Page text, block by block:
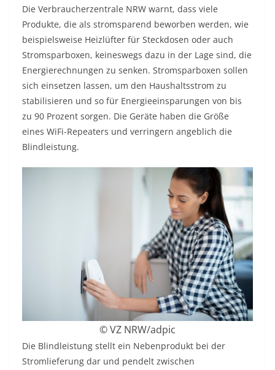
Die Verbraucherzentrale NRW warnt, dass viele
Produkte, die als stromsparend beworben werden, wie
beispielsweise Heizlüfter für Steckdosen oder auch
Stromsparboxen, keineswegs dazu in der Lage sind, die
Energierechnungen zu senken. Stromsparboxen sollen
sich einsetzen lassen, um den Haushaltsstrom zu
stabilisieren und so für Energieeinsparungen von bis
zu 90 Prozent sorgen. Die Geräte haben die Größe
eines WiFi-Repeaters und verringern angeblich die
Blindleistung.
© VZ NRW/adpic
Die Blindleistung stellt ein Nebenprodukt bei der
Stromlieferung dar und pendelt zwischen